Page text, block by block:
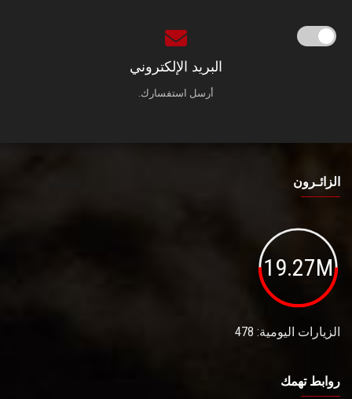
البريد الإلكتروني
أرسل استفسارك.
الزائـرون
19.27M
الزيارات اليومية: 478
روابط تهمك